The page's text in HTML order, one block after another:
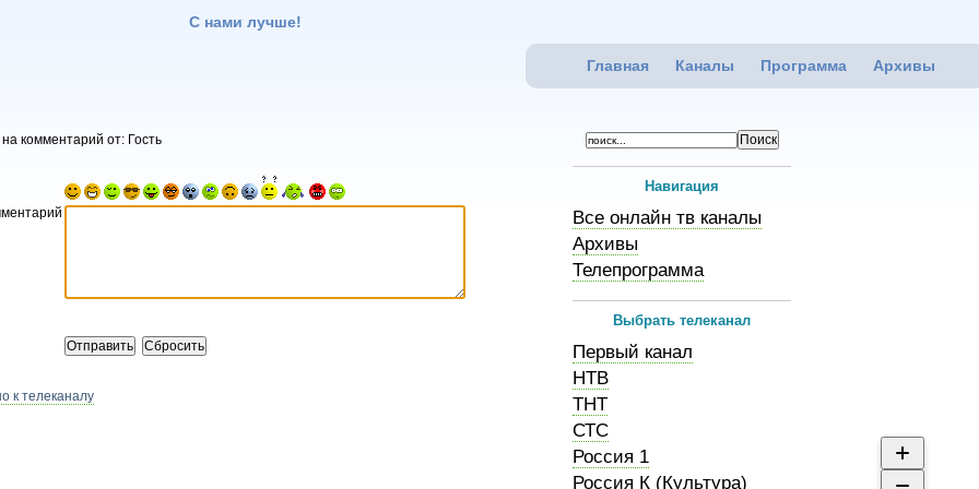
С нами лучше!
Главная Каналы Программа Архивы
комментарий от: Гость
к телеканалу
Навигация
Все онлайн тв каналы
Архивы
Телепрограмма
Выбрать телеканал
Первый канал
НТВ
ТНТ
СТС
Россия 1
Россия К (Культура)